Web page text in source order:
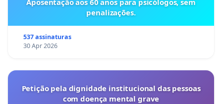
penalizações.
537 assinaturas
30 Apr 2026
Petição pela dignidade institucional das pessoas
com doença mental grave